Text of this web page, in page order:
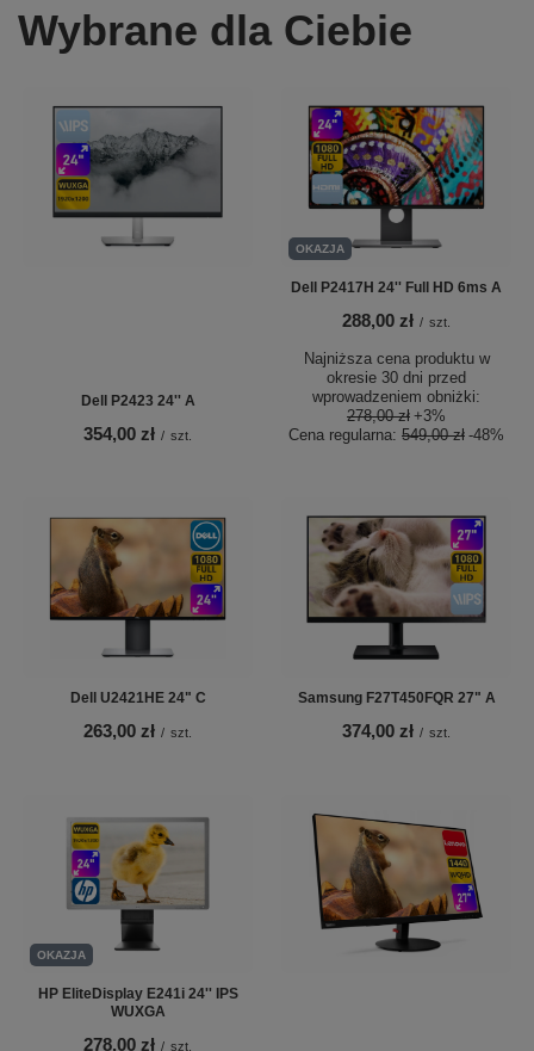
Wybrane dla Ciebie
Dell P2423 24'' A
354,00 zł / szt.
OKAZJA
Dell P2417H 24'' Full HD 6ms A
288,00 zł / szt.
Najniższa cena produktu w
okresie 30 dni przed
wprowadzeniem obniżki:
278,00 zł +3%
Cena regularna: 549,00 zł -48%
Dell U2421HE 24" C
263,00 zł / szt.
Samsung F27T450FQR 27" A
374,00 zł / szt.
OKAZJA
HP EliteDisplay E241i 24'' IPS
WUXGA
278,00 zł / szt.